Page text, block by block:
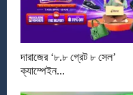
দারাজের ‘৮.৮ গ্রেট ৮ সেল’
ক্যাম্পেইন...